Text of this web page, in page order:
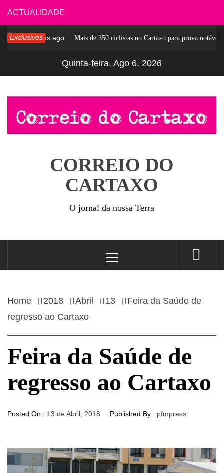
Skip
to
content
ACTUALIDADE
Exclusivos4 dias ago Mais de 350 ciclistas no Cartaxo para prova notável
Quinta-feira, Ago 6, 2026
CORREIO DO
CARTAXO
O jornal da nossa Terra
Menu
Home 2018 Abril 13
Feira da Saúde de
regresso ao Cartaxo
Feira da Saúde de
regresso ao Cartaxo
Posted On : 13 de Abril, 2018 Published By : pfmpress